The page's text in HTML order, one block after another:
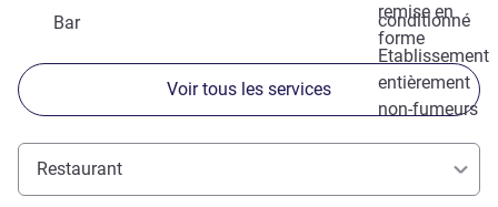
remise en
forme
conditionné
Bar
Etablissement
entièrement
non-fumeurs
Voir tous les services
Restaurant